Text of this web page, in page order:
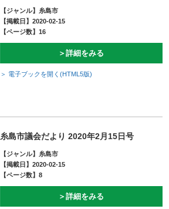
【ジャンル】糸島市
【掲載日】2020-02-15
【ページ数】16
＞詳細をみる
＞ 電子ブックを開く(HTML5版)
糸島市議会だより 2020年2月15日号
【ジャンル】糸島市
【掲載日】2020-02-15
【ページ数】8
＞詳細をみる